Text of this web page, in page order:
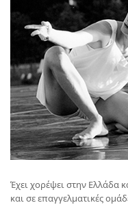
Έχει χορέψει στην Ελλάδα
και σε επαγγελματικές